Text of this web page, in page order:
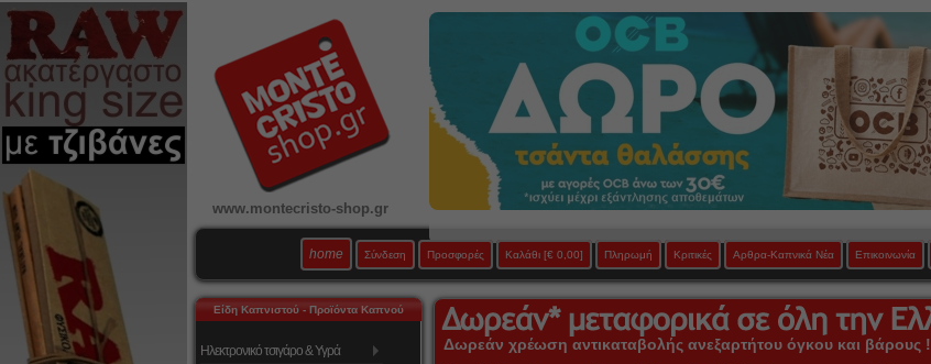
www.montecristo-shop.gr
home Σύνδεση Προσφορές Καλάθι [€ 0,00] Πληρωμή Κριτικές Αρθρα-Καπνικά Νέα Επικοινωνία
Είδη Καπνιστού - Προϊόντα Καπνού
Ηλεκτρονικό τσιγάρο & Υγρά
Δωρεάν χρέωση αντικαταβολής ανεξαρτήτου όγκου και βάρους !